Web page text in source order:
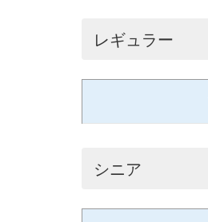
レギュラー
シニア